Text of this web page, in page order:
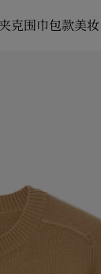
克围巾包款美妆